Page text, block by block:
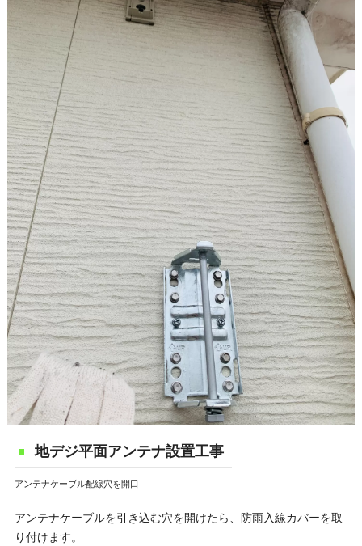
地デジ平面アンテナ設置工事
アンテナケーブル配線穴を開口
アンテナケーブルを引き込む穴を開けたら、防雨入線カバーを取
り付けます。